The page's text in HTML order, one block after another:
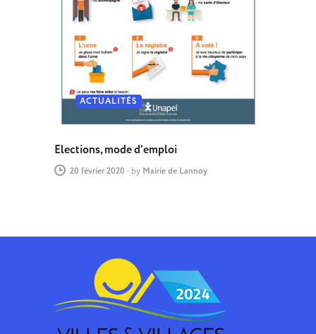
ACTUALITÉS
Elections, mode d’emploi
20 février 2020 - by Mairie de Lannoy